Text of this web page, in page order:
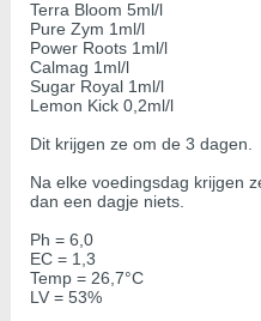
Terra Bloom 5ml/l
Pure Zym 1ml/l
Power Roots 1ml/l
Calmag 1ml/l
Sugar Royal 1ml/l
Lemon Kick 0,2ml/l
Dit krijgen ze om de 3 dagen.
Na elke voedingsdag krijgen
dan een dagje niets.
Ph = 6,0
EC = 1,3
Temp = 26,7°C
LV = 53%